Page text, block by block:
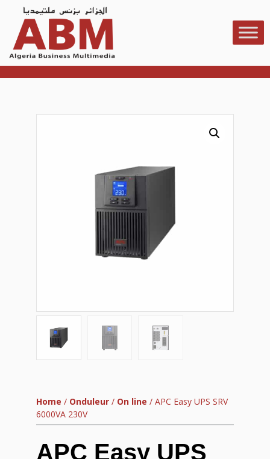
Home / Onduleur / On line / APC Easy UPS SRV
6000VA 230V
APC Easy UPS